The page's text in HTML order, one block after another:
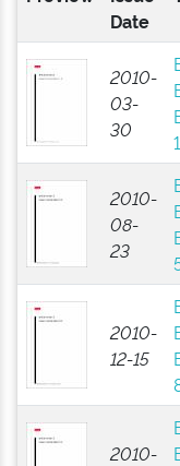
Date
2010-
03-
30
2010-
08-
23
2010-
12-15
2010-